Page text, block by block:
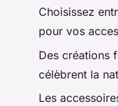
Choisissez
pour vos
Des créations
célèbrent la
Les